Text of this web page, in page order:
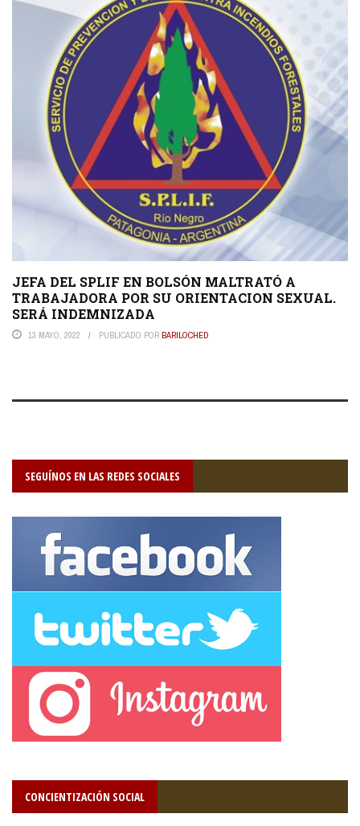
JEFA DEL SPLIF EN BOLSÓN MALTRATÓ A
TRABAJADORA POR SU ORIENTACION SEXUAL.
SERÁ INDEMNIZADA
13 MAYO, 2022 PUBLICADO POR BARILOCHED
SEGUÍNOS EN LAS REDES SOCIALES
CONCIENTIZACIÓN SOCIAL